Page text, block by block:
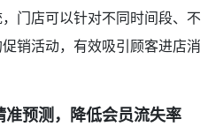
门店可以针对不同时间段、不
销活动，有效吸引顾客进店消
预测，降低会员流失率